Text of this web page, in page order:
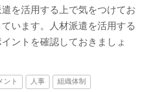
を活用する上で気をつけてお
います。人材派遣を活用する
ントを確認しておきましょ
ント 人事 組織体制